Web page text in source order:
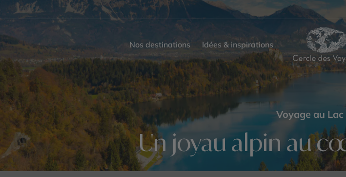
Nos destinations Idées & inspirations
Voyage au Lac
Un joyau alpin au